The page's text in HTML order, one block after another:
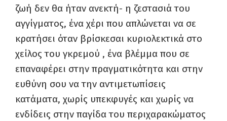
ζωή δεν θα ήταν ανεκτή- η ζεστασιά του
αγγίγματος, ένα χέρι που απλώνεται να σε
κρατήσει όταν βρίσκεσαι κυριολεκτικά στο
χείλος του γκρεμού , ένα βλέμμα που σε
επαναφέρει στην πραγματικότητα και στην
ευθύνη σου να την αντιμετωπίσεις
κατάματα, χωρίς υπεκφυγές και χωρίς να
ενδίδεις στην παγίδα του περιχαρακώματος